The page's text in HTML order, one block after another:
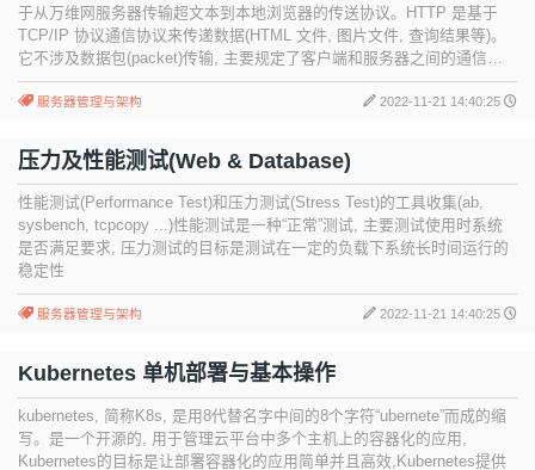
于从万维网服务器传输超文本到本地浏览器的传送协议。HTTP 是基于
TCP/IP 协议通信协议来传递数据(HTML 文件, 图片文件, 查询结果等)。
它不涉及数据包(packet)传输, 主要规定了客户端和服务器之间的通信格
式, 默认使用80端口。
服务器管理与架构 2022-11-21 14:40:25
压力及性能测试(Web & Database)
性能测试(Performance Test)和压力测试(Stress Test)的工具收集(ab,
sysbench, tcpcopy ...)性能测试是一种“正常”测试, 主要测试使用时系统
是否满足要求, 压力测试的目标是测试在一定的负载下系统长时间运行的
稳定性
服务器管理与架构 2022-11-21 14:40:25
Kubernetes 单机部署与基本操作
kubernetes, 简称K8s, 是用8代替名字中间的8个字符“ubernete”而成的缩
写。是一个开源的, 用于管理云平台中多个主机上的容器化的应用,
Kubernetes的目标是让部署容器化的应用简单并且高效,Kubernetes提供